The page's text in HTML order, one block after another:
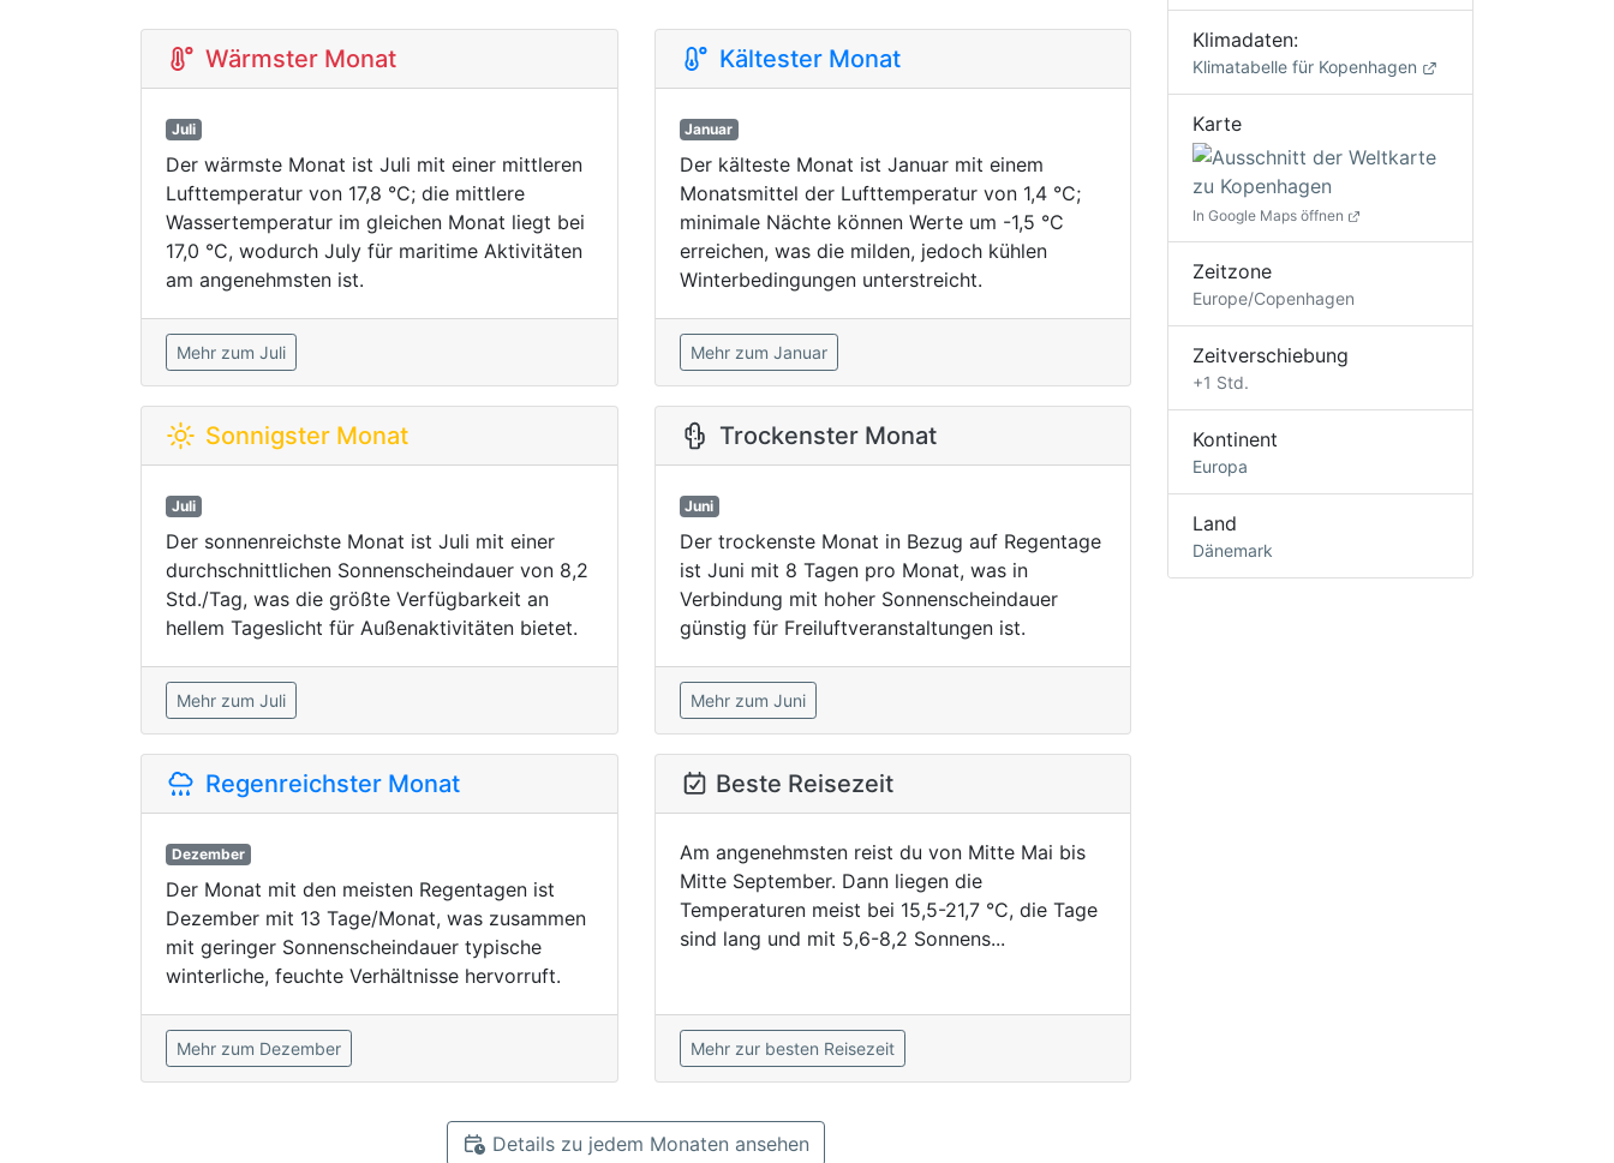
Wärmster Monat
Juli
Der wärmste Monat ist Juli mit einer mittleren
Lufttemperatur von 17,8 °C; die mittlere
Wassertemperatur im gleichen Monat liegt bei
17,0 °C, wodurch July für maritime Aktivitäten
am angenehmsten ist.
Mehr zum Juli
Kältester Monat
Januar
Der kälteste Monat ist Januar mit einem
Monatsmittel der Lufttemperatur von 1,4 °C;
minimale Nächte können Werte um -1,5 °C
erreichen, was die milden, jedoch kühlen
Winterbedingungen unterstreicht.
Mehr zum Januar
Sonnigster Monat
Juli
Der sonnenreichste Monat ist Juli mit einer
durchschnittlichen Sonnenscheindauer von 8,2
Std./Tag, was die größte Verfügbarkeit an
hellem Tageslicht für Außenaktivitäten bietet.
Mehr zum Juli
Trockenster Monat
Juni
Der trockenste Monat in Bezug auf Regentage
ist Juni mit 8 Tagen pro Monat, was in
Verbindung mit hoher Sonnenscheindauer
günstig für Freiluftveranstaltungen ist.
Mehr zum Juni
Regenreichster Monat
Dezember
Der Monat mit den meisten Regentagen ist
Dezember mit 13 Tage/Monat, was zusammen
mit geringer Sonnenscheindauer typische
winterliche, feuchte Verhältnisse hervorruft.
Mehr zum Dezember
Beste Reisezeit
Am angenehmsten reist du von Mitte Mai bis
Mitte September. Dann liegen die
Temperaturen meist bei 15,5-21,7 °C, die Tage
sind lang und mit 5,6-8,2 Sonnens...
Mehr zur besten Reisezeit
Details zu jedem Monaten ansehen
Klimadaten:
Klimatabelle für Kopenhagen
Karte
In Google Maps öffnen
Zeitzone
Europe/Copenhagen
Zeitverschiebung
+1 Std.
Kontinent
Europa
Land
Dänemark